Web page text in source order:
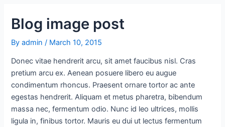
Blog image post
Byadmin/ March 10, 2015
Donec vitae hendrerit arcu, sit amet faucibus nisl. Cras
pretium arcu ex. Aenean posuere libero eu augue
condimentum rhoncus. Praesent ornare tortor ac ante
egestas hendrerit. Aliquam et metus pharetra, bibendum
massa nec, fermentum odio. Nunc id leo ultrices, mollis
ligula in, finibus tortor. Mauris eu dui ut lectus fermentum